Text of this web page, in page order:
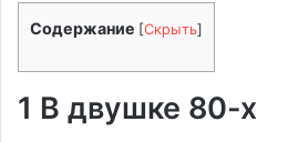
Содержание [Скрыть]
1 В двушке 80-х